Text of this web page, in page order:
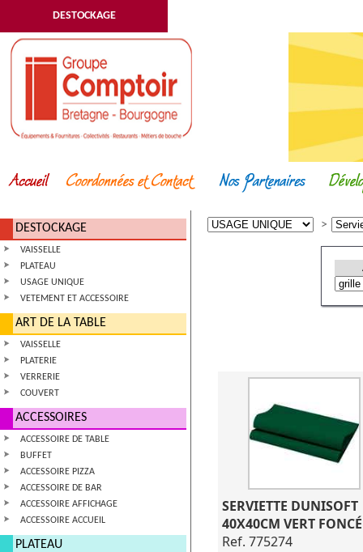
DESTOCKAGE
DESTOCKAGE
VAISSELLE
PLATEAU
USAGE UNIQUE
VETEMENT ET ACCESSOIRE
ART DE LA TABLE
VAISSELLE
PLATERIE
VERRERIE
COUVERT
ACCESSOIRES
ACCESSOIRE DE TABLE
BUFFET
ACCESSOIRE PIZZA
ACCESSOIRE DE BAR
ACCESSOIRE AFFICHAGE
ACCESSOIRE ACCUEIL
PLATEAU
SERVIETTE DUNISOFT
40X40CM VERT FONCÉ
Ref. 775274